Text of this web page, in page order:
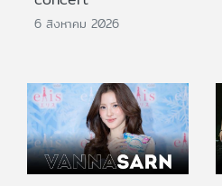
6 สิงหาคม 2026